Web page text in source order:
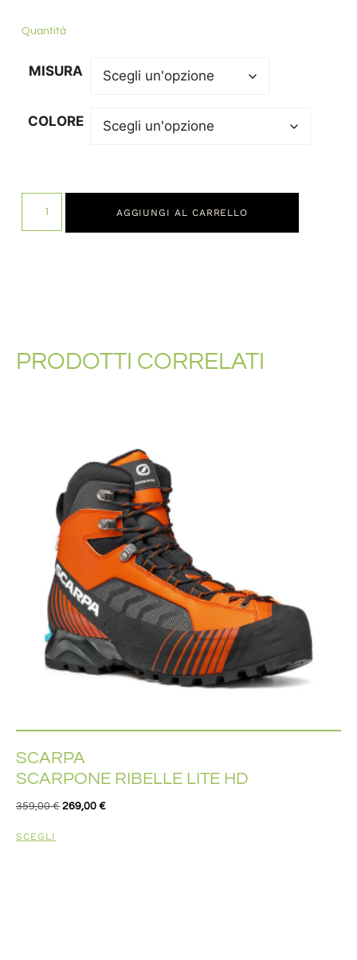
Quantità
MISURA
COLORE
AGGIUNGI AL CARRELLO
PRODOTTI CORRELATI
SCARPA
SCARPONE RIBELLE LITE HD
359,00€ 269,00 €
SCEGLI